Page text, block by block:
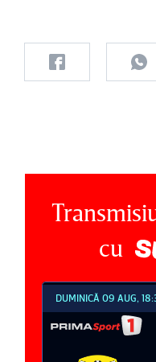
cu
DUMINICĂ 09 AUG,